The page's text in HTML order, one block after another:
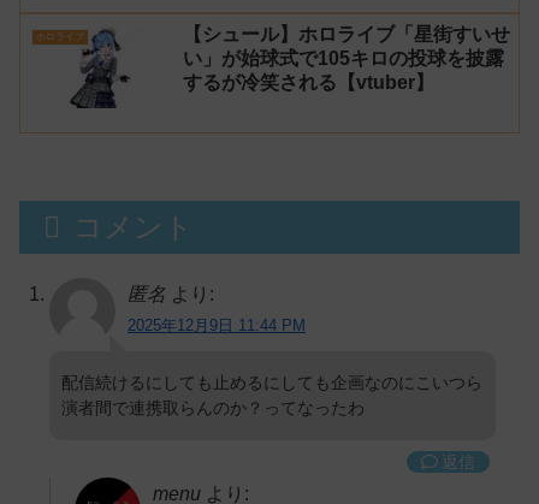
ホロライブ
【シュール】ホロライブ「星街すいせ
い」が始球式で105キロの投球を披露
するが冷笑される【vtuber】
コメント
匿名 より:
2025年12月9日 11:44 PM
配信続けるにしても止めるにしても企画なのにこいつら
演者間で連携取らんのか？ってなったわ
返信
menu より: